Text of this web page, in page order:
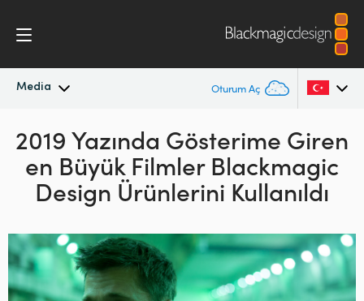
Media Oturum Aç
En Son Haberler
Haber Arşivi
Argentina
Australia
Austria
Brazil
Canada
2019 Yazında Gösterime Giren
en Büyük Filmler Blackmagic
Design Ürünlerini Kullanıldı